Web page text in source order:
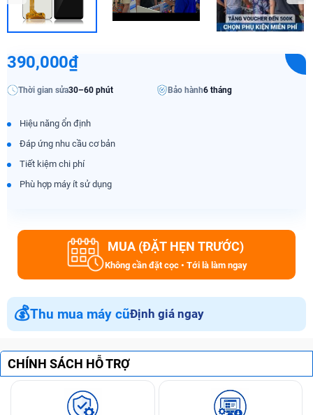
390,000₫
Thời gian sửa30–60 phút Bảo hành6 tháng
Hiệu năng ổn định
Đáp ứng nhu cầu cơ bản
Tiết kiệm chi phí
Phù hợp máy ít sử dụng
MUA (ĐẶT HẸN TRƯỚC)
Không cần đặt cọc • Tới là làm ngay
💰Thu mua máy cũĐịnh giá ngay
CHÍNH SÁCH HỖ TRỢ